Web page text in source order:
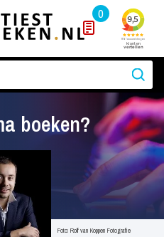
0
boeken?
Foto: Rolf van Koppen Fotografie